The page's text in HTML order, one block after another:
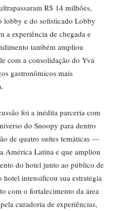
R$ 14 milhões,
lobby e do sofisticado Lobby
a experiência de chegada e
também ampliou
com a consolidação do Yvá
gastronômicos mais
foi a inédita parceria com
do Snoopy para dentro
de quatro suítes temáticas —
América Latina e que ampliou
do hotel junto ao público de
intensificou sua estratégia
com o fortalecimento da área
curadoria de experiências,